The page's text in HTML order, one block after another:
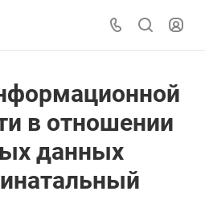
в отношении
данных